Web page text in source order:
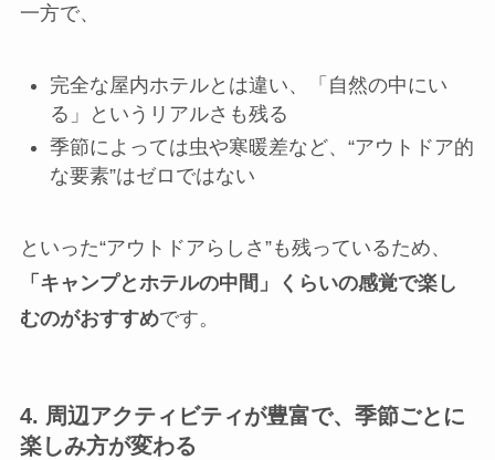
一方で、
完全な屋内ホテルとは違い、「自然の中にい
る」というリアルさも残る
季節によっては虫や寒暖差など、“アウトドア的
な要素”はゼロではない
といった“アウトドアらしさ”も残っているため、
「キャンプとホテルの中間」くらいの感覚で楽し
むのがおすすめです。
4. 周辺アクティビティが豊富で、季節ごとに
楽しみ方が変わる